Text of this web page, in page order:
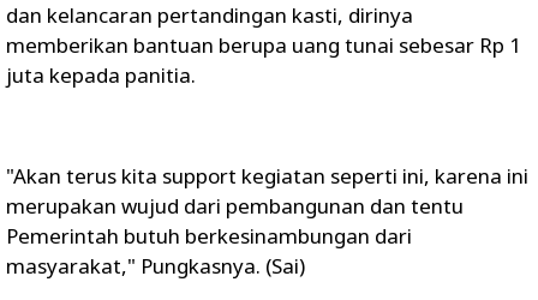
dan kelancaran pertandingan kasti, dirinya
memberikan bantuan berupa uang tunai sebesar Rp 1
juta kepada panitia.
"Akan terus kita support kegiatan seperti ini, karena ini
merupakan wujud dari pembangunan dan tentu
Pemerintah butuh berkesinambungan dari
masyarakat," Pungkasnya. (Sai)